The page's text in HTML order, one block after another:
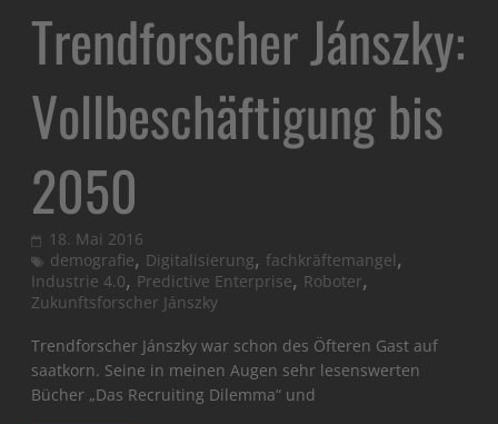
Trendforscher Jánszky:
Vollbeschäftigung bis
2050
18. Mai 2016
demografie, Digitalisierung, fachkräftemangel,
Industrie 4.0, Predictive Enterprise, Roboter,
Zukunftsforscher Jánszky
Trendforscher Jánszky war schon des Öfteren Gast auf
saatkorn. Seine in meinen Augen sehr lesenswerten
Bücher „Das Recruiting Dilemma“ und